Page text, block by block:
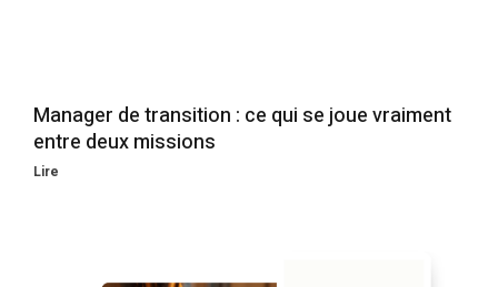
Manager de transition : ce qui se joue vraiment
entre deux missions
Lire